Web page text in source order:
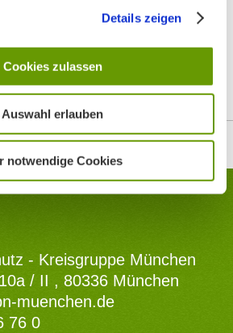
Details zeigen
Cookies zulassen
Auswahl erlauben
notwendige Cookies
Top
- Kreisgruppe München
/ II , 80336 München
muenchen.de
76 0